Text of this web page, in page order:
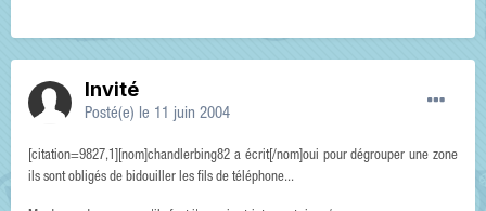
Invité
Posté(e) le 11 juin 2004
[citation=9827,1][nom]chandlerbing82 a écrit[/nom]oui pour dégrouper une zone
ils sont obligés de bidouiller les fils de téléphone...